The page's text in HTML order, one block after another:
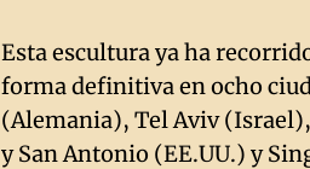
Esta escultura ya ha
forma definitiva en ocho
(Alemania), Tel Aviv
y San Antonio (EE.UU.) y